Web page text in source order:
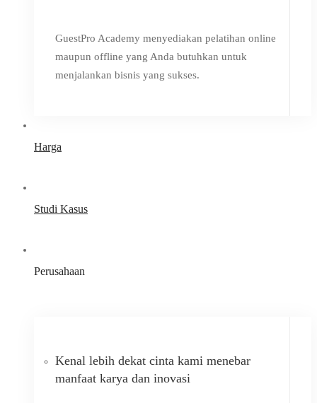
GuestPro Academy menyediakan pelatihan online
maupun offline yang Anda butuhkan untuk
menjalankan bisnis yang sukses.
Harga
Studi Kasus
Perusahaan
Kenal lebih dekat cinta kami menebar
manfaat karya dan inovasi